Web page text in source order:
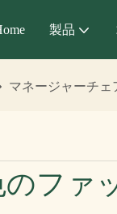
製品
マネージャーチェ